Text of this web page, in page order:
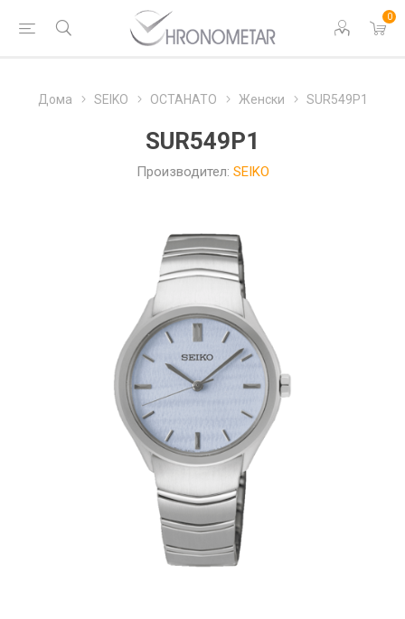
0
Дома SEIKO ОСТАНАТО Женски SUR549P1
SUR549P1
Производител: SEIKO